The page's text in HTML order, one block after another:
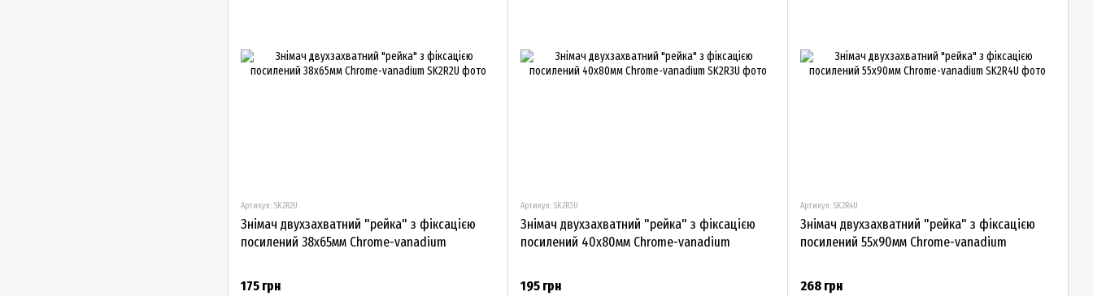
Артикул: SK2R2U
Знімач двухзахватний "рейка" з фіксацією
посилений 38х65мм Chrome-vanadium
175 грн
Артикул: SK2R3U
Знімач двухзахватний "рейка" з фіксацією
посилений 40х80мм Chrome-vanadium
195 грн
Артикул: SK2R4U
Знімач двухзахватний "рейка" з фіксацією
посилений 55х90мм Chrome-vanadium
268 грн